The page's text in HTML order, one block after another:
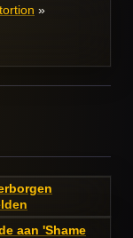
»
aan 'Shame